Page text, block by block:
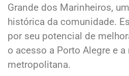
Grande dos Marinheiros,
histórica da comunidade.
por seu potencial de
o acesso a Porto Alegre e
metropolitana.